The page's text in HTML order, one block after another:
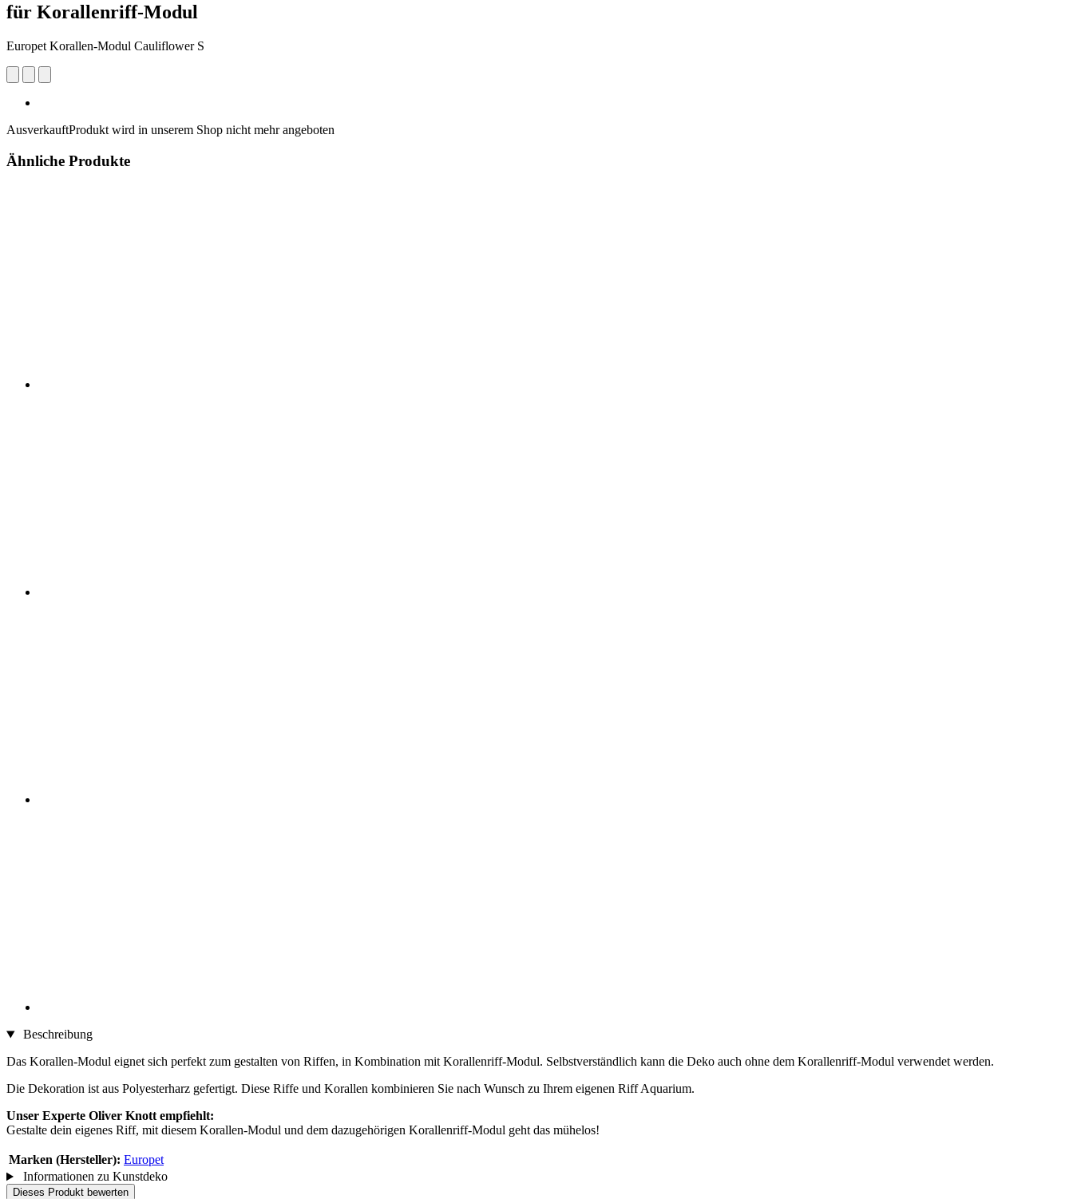
für Korallenriff-Modul
Europet Korallen-Modul Cauliflower S
AusverkauftProdukt wird in unserem Shop nicht mehr angeboten
Ähnliche Produkte
Beschreibung
Das Korallen-Modul eignet sich perfekt zum gestalten von Riffen, in Kombination mit Korallenriff-Modul. Selbstverständlich kann die Deko auch ohne dem Korallenriff-Modul verwendet werden.
Die Dekoration ist aus Polyesterharz gefertigt. Diese Riffe und Korallen kombinieren Sie nach Wunsch zu Ihrem eigenen Riff Aquarium.
Unser Experte Oliver Knott empfiehlt:
Gestalte dein eigenes Riff, mit diesem Korallen-Modul und dem dazugehörigen Korallenriff-Modul geht das mühelos!
Marken (Hersteller): Europet
Informationen zu Kunstdeko
Dieses Produkt bewerten